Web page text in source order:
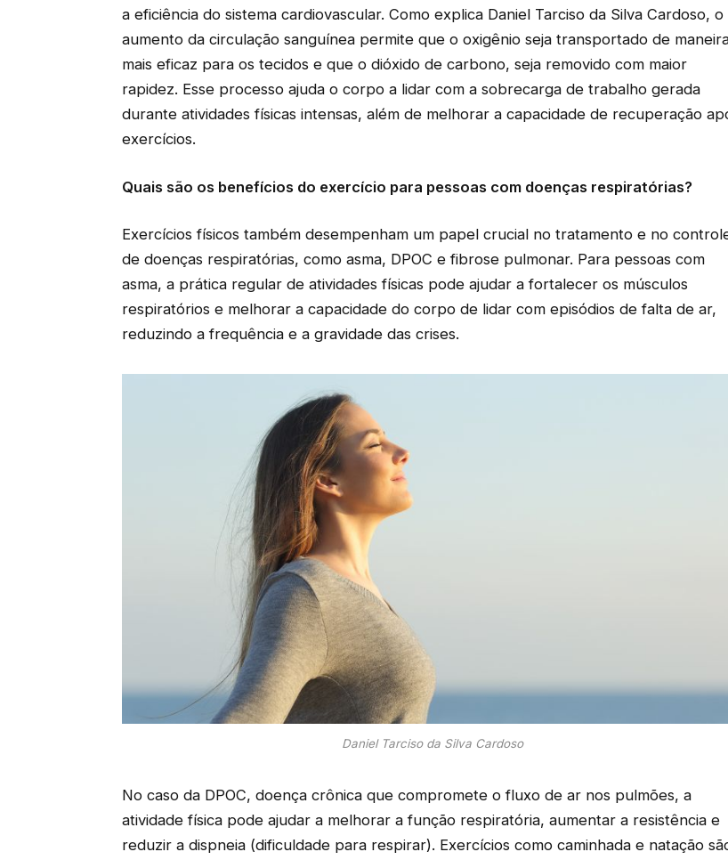
a eficiência do sistema cardiovascular. Como explica Daniel Tarciso da Silva Cardoso, o
aumento da circulação sanguínea permite que o oxigênio seja transportado de
mais eficaz para os tecidos e que o dióxido de carbono, seja removido com maior
rapidez. Esse processo ajuda o corpo a lidar com a sobrecarga de trabalho gerada
durante atividades físicas intensas, além de melhorar a capacidade de recuperação
exercícios.
Quais são os benefícios do exercício para pessoas com doenças respiratórias?
Exercícios físicos também desempenham um papel crucial no tratamento e no
de doenças respiratórias, como asma, DPOC e fibrose pulmonar. Para pessoas com
asma, a prática regular de atividades físicas pode ajudar a fortalecer os músculos
respiratórios e melhorar a capacidade do corpo de lidar com episódios de falta de ar,
reduzindo a frequência e a gravidade das crises.
Daniel Tarciso da Silva Cardoso
No caso da DPOC, doença crônica que compromete o fluxo de ar nos pulmões, a
atividade física pode ajudar a melhorar a função respiratória, aumentar a resistência e
reduzir a dispneia (dificuldade para respirar). Exercícios como caminhada e natação